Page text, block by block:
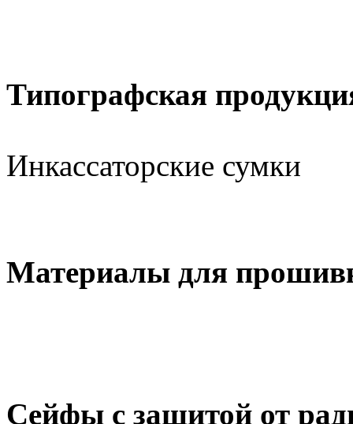
Типографская
Инкассаторские сумки
Материалы для
Сейфы с защитой от